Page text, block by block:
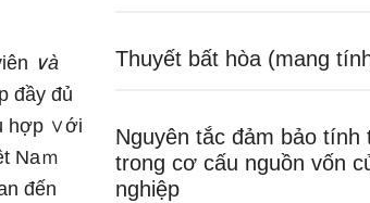
∨à
đầy đủ
hợp ∨ới
Naｍ
đến
Thuyết bất hòa (mang
Nguyên tắc đảm bảo
trong cơ cấu nguồn vốn
nghiệp